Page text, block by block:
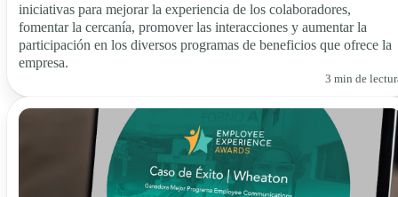
iniciativas para mejorar la experiencia de los colaboradores,
fomentar la cercanía, promover las interacciones y aumentar la
participación en los diversos programas de beneficios que ofrece la
empresa.
3 min de